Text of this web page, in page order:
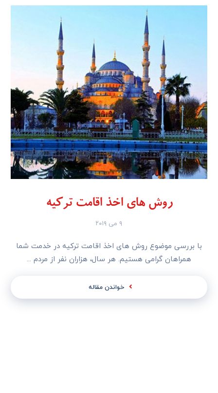
روش ‌های اخذ اقامت ترکیه
۹ می ۲۰۱۹
با بررسی موضوع روش ‌های اخذ اقامت ترکیه در خدمت شما
همراهان گرامی هستیم. هر سال، هزاران نفر از مردم ...
خواندن مقاله